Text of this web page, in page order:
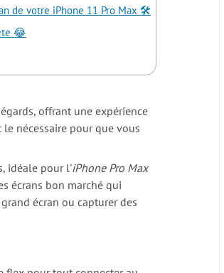
de votre iPhone 11 Pro Max 🛠️
😂
offrant une expérience
nécessaire pour que vous
idéale pour l'iPhone Pro Max
écrans bon marché qui
écran ou capturer des